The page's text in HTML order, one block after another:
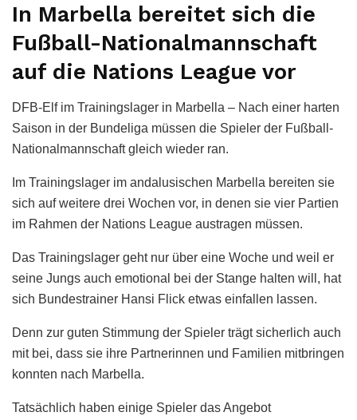
In Marbella bereitet sich die
Fußball-Nationalmannschaft
auf die Nations League vor
DFB-Elf im Trainingslager in Marbella – Nach einer harten
Saison in der Bundeliga müssen die Spieler der Fußball-
Nationalmannschaft gleich wieder ran.
Im Trainingslager im andalusischen Marbella bereiten sie
sich auf weitere drei Wochen vor, in denen sie vier Partien
im Rahmen der Nations League austragen müssen.
Das Trainingslager geht nur über eine Woche und weil er
seine Jungs auch emotional bei der Stange halten will, hat
sich Bundestrainer Hansi Flick etwas einfallen lassen.
Denn zur guten Stimmung der Spieler trägt sicherlich auch
mit bei, dass sie ihre Partnerinnen und Familien mitbringen
konnten nach Marbella.
Tatsächlich haben einige Spieler das Angebot